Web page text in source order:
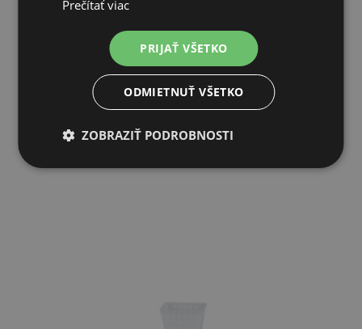
Forma na syr okrúhla s vekom 82x82x90 mm
13,22€
PRIDAŤ DO KOŠÍKA
Prečítať viac
PRIJAŤ VŠETKO
ODMIETNUŤ VŠETKO
ZOBRAZIŤ PODROBNOSTI